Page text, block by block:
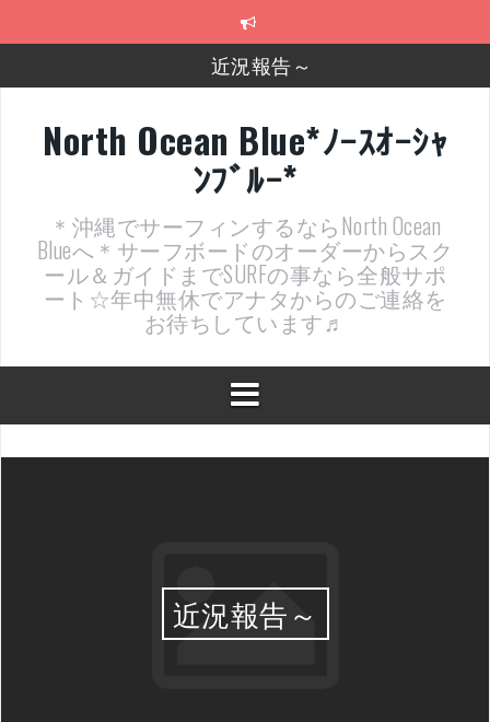
近況報告～
2025年もあざ～した！
近況報告ww
ヤッチマッターーーー！！！
支部長就任報告と支部予選・検定開催決定！
North Ocean Blue*ﾉｰｽｵｰｼｬ
ﾝﾌﾞﾙｰ*
＊沖縄でサーフィンするならNorth Ocean
Blueへ＊サーフボードのオーダーからスク
ール＆ガイドまでSURFの事なら全般サポ
ート☆年中無休でアナタからのご連絡を
お待ちしています♬
近況報告～